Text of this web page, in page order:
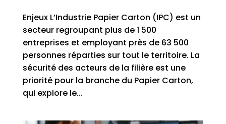
Enjeux L’Industrie Papier Carton (IPC) est un
secteur regroupant plus de 1 500
entreprises et employant près de 63 500
personnes réparties sur tout le territoire. La
sécurité des acteurs de la filière est une
priorité pour la branche du Papier Carton,
qui explore le...